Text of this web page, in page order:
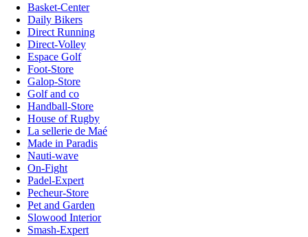
Basket-Center
Daily Bikers
Direct Running
Direct-Volley
Espace Golf
Foot-Store
Galop-Store
Golf and co
Handball-Store
House of Rugby
La sellerie de Maé
Made in Paradis
Nauti-wave
On-Fight
Padel-Expert
Pecheur-Store
Pet and Garden
Slowood Interior
Smash-Expert